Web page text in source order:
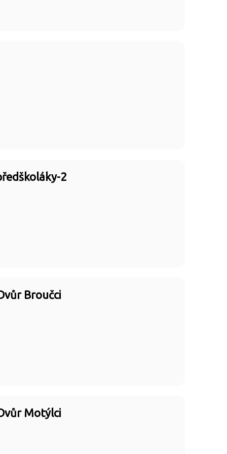
2
Broučci
Motýlci